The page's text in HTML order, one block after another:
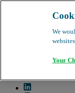
Dirección
Objeción de
We
Your